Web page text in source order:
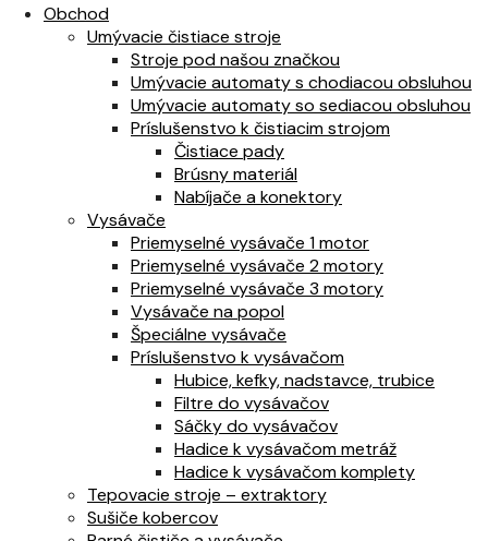
Obchod
Umývacie čistiace stroje
Stroje pod našou značkou
Umývacie automaty s chodiacou obsluhou
Umývacie automaty so sediacou obsluhou
Príslušenstvo k čistiacim strojom
Čistiace pady
Brúsny materiál
Nabíjače a konektory
Vysávače
Priemyselné vysávače 1 motor
Priemyselné vysávače 2 motory
Priemyselné vysávače 3 motory
Vysávače na popol
Špeciálne vysávače
Príslušenstvo k vysávačom
Hubice, kefky, nadstavce, trubice
Filtre do vysávačov
Sáčky do vysávačov
Hadice k vysávačom metráž
Hadice k vysávačom komplety
Tepovacie stroje – extraktory
Sušiče kobercov